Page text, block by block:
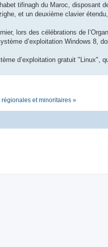
tifinagh du Maroc, disposant
et un deuxième clavier
lors des célébrations de
d’exploitation Windows 8,
d’exploitation gratuit "Linux",
et minoritaires »